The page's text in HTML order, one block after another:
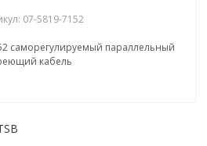
07-5819-7152
саморегулируемый параллельный
кабель